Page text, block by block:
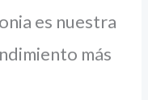
es nuestra
más